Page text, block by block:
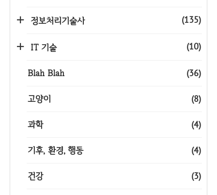
정보처리기술사 (135)
IT 기술 (10)
Blah Blah (36)
고양이 (8)
과학 (4)
기후, 환경, 행동 (4)
건강 (3)